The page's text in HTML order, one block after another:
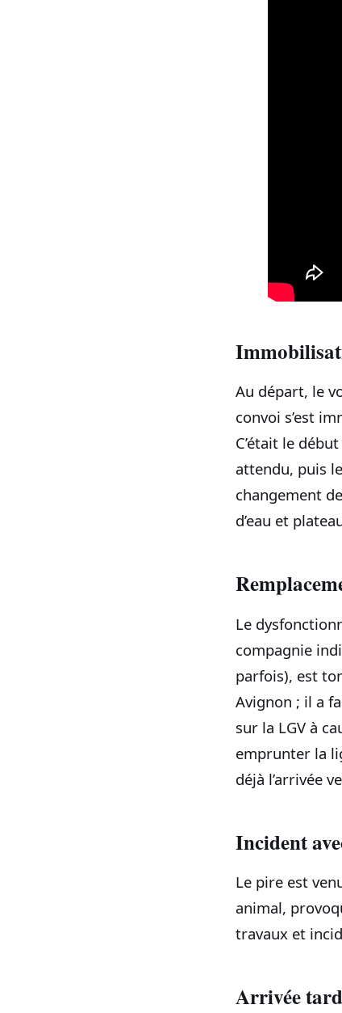
Au départ, le
convoi s’est
C’était le
attendu, puis
changement
d’eau et
Le
compagnie
parfois), est
Avignon ; il a
sur la LGV à
emprunter la
déjà l’arrivée
Incident
Le pire est
animal,
travaux et
Arrivée